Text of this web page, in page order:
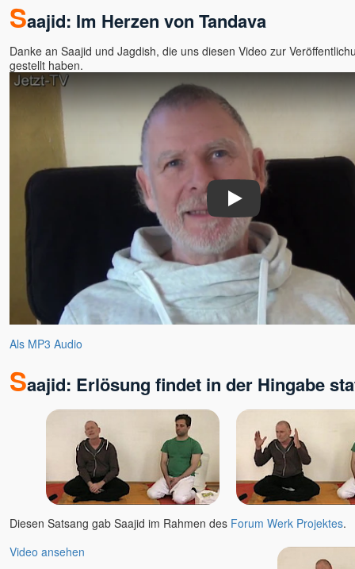
Premananda / John David
Premdas
Premodaya
Pyar
Ramesh - Ronny
Ramesh Balsekar
Renate Ma Nishcala, jetzt:
Ria Panen Godesberg
Richard Gruber
Richard Sylvester
Robert Adams
Erleuchtungs-Kongresse
Romen Banerjee
Romeo Kovcin
Roland Engert
Ronny
Ruth Parama
Saajid
Saajid: Im Herzen von Tandava
Danke an Saajid und Jagdish, die uns diesen Video zur
gestellt haben.
Play
Als MP3 Audio
Saajid: Erlösung findet in der Hingabe
Diesen Satsang gab Saajid im Rahmen des Forum Werk Projektes.
Video ansehen